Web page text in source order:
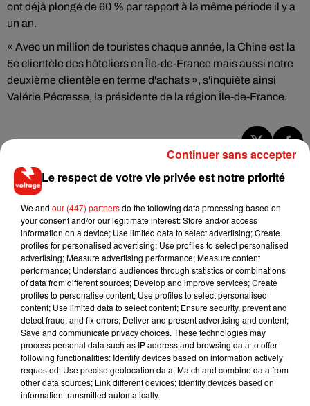
ont déjà plongé de 60 % par rapport à la même période il y a
un an.
« Avec un million de touristes chaque année, la Chine est la
5e clientèle des hôteliers en Île-de-France mais aussi notre
deuxième clientèle en terme d'achats », s'inquiète ainsi
Valérie Pécresse, la présidente de la région Île-de-France.
Musique
7 août 2026
RÜFÜS DU SOL annonce un nouvel
album après sa tournée mondiale
7 août 2026
Angèle et Amélie Lens dévoilent leur
collaboration tant attendue
Il y a 10 ans, DJ Snake changeait de
Le respect de votre vie privée est notre priorité
We and our (447) partnersdo the following data processing based on
your consent and/or our legitimate interest: Store and/or access
information on a device; Use limited data to select advertising; Create
profiles for personalised advertising; Use profiles to select personalised
advertising; Measure advertising performance; Measure content
performance; Understand audiences through statistics or combinations
of data from different sources; Develop and improve services; Create
profiles to personalise content; Use profiles to select personalised
content; Use limited data to select content; Ensure security, prevent and
detect fraud, and fix errors; Deliver and present advertising and content;
Save and communicate privacy choices. These technologies may
process personal data such as IP address and browsing data to offer
following functionalities: Identify devices based on information actively
requested; Use precise geolocation data; Match and combine data from
other data sources; Link different devices; Identify devices based on
information transmitted automatically.
Continuer sans accepter